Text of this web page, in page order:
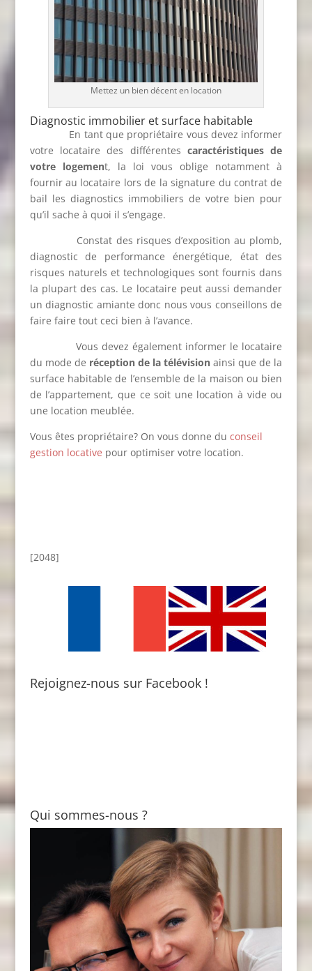
Mettez un bien décent en location
Diagnostic immobilier et surface habitable
En tant que propriétaire vous devez informer
votre locataire des différentes caractéristiques de
votre logement, la loi vous oblige notamment à
fournir au locataire lors de la signature du contrat de
bail les diagnostics immobiliers de votre bien pour
qu’il sache à quoi il s’engage.
Constat des risques d’exposition au plomb,
diagnostic de performance énergétique, état des
risques naturels et technologiques sont fournis dans
la plupart des cas. Le locataire peut aussi demander
un diagnostic amiante donc nous vous conseillons de
faire faire tout ceci bien à l’avance.
Vous devez également informer le locataire
du mode de réception de la télévision ainsi que de la
surface habitable de l’ensemble de la maison ou bien
de l’appartement, que ce soit une location à vide ou
une location meublée.
Vous êtes propriétaire? On vous donne du conseil
gestion locative pour optimiser votre location.
[2048]
Rejoignez-nous sur Facebook !
Qui sommes-nous ?